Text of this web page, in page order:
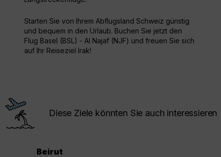
Starten Sie von Ihrem Abflugsland Schweiz günstig
und bequem in den Urlaub. Buchen Sie jetzt den
Flug Basel (BSL) - Al Najaf (NJF) und freuen Sie sich
auf Ihr Reiseziel Irak!
Diese Ziele könnten Sie auch interessieren
Beirut